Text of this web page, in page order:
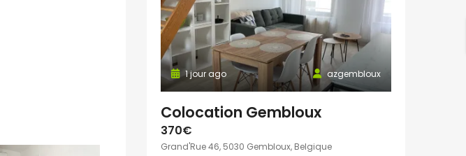
6061 Charleroi, Belgique
azgembloux
1 jour ago
Colocation Gembloux
370€
Grand'Rue 46, 5030 Gembloux, Belgique